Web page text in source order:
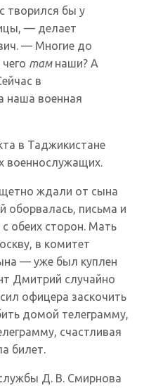
творился бы у
— делает
— Многие до
тамнаши? А
в
наша военная
в Таджикистане
военнослужащих.
ждали от сына
оборвалась, письма и
обеих сторон. Мать
в комитет
— уже был куплен
Дмитрий случайно
офицера заскочить
домой телеграмму,
счастливая
билет.
Д. В. Смирнова